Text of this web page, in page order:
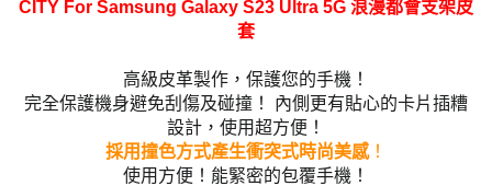
CITY For Samsung Galaxy S23 Ultra 5G 浪漫都會支架皮
套
高級皮革製作，保護您的手機！
完全保護機身避免刮傷及碰撞！ 內側更有貼心的卡片插糟
設計，使用超方便！
採用撞色方式產生衝突式時尚美感！
使用方便！能緊密的包覆手機！